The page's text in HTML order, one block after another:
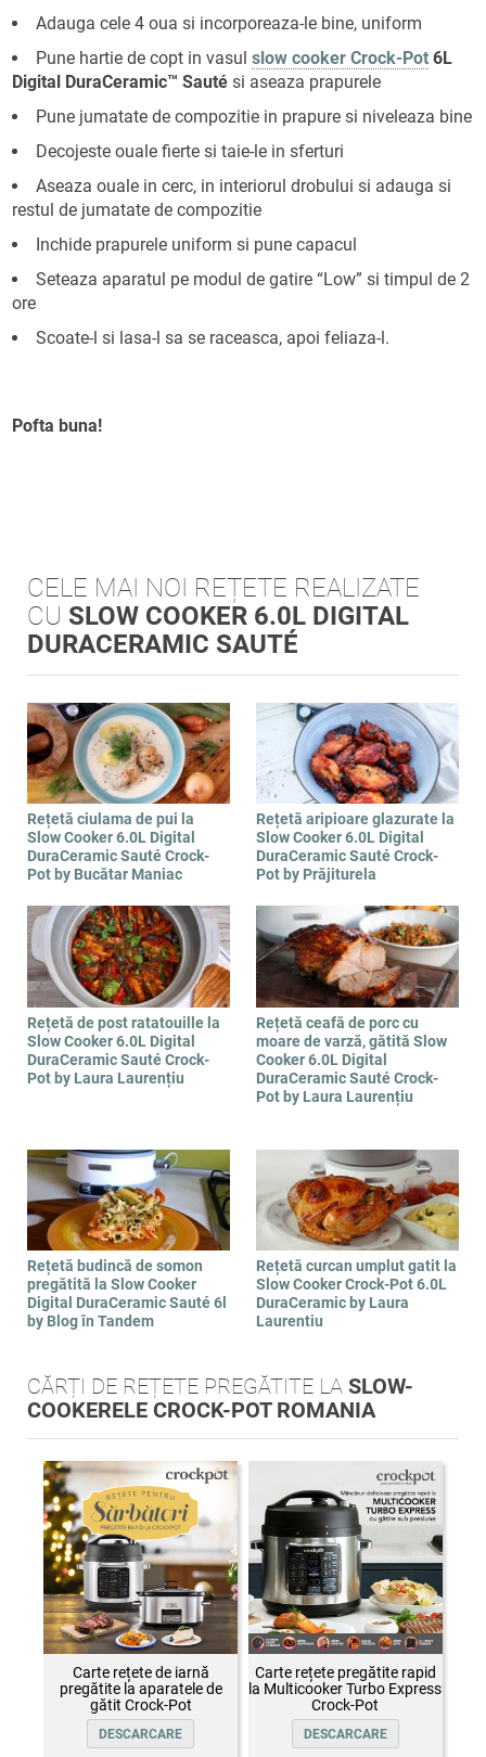
Adauga cele 4 oua si incorporeaza-le bine, uniform
Pune hartie de copt in vasulslow cooker Crock-Pot 6L
Digital DuraCeramic™ Sauté si aseaza prapurele
Pune jumatate de compozitie in prapure si niveleaza bine
Decojeste ouale fierte si taie-le in sferturi
Aseaza ouale in cerc, in interiorul drobului si adauga si
restul de jumatate de compozitie
Inchide prapurele uniform si pune capacul
Seteaza aparatul pe modul de gatire “Low” si timpul de 2
ore
Scoate-l si lasa-l sa se raceasca, apoi feliaza-l.
Pofta buna!
CELE MAI NOI REȚETE REALIZATE
CU SLOW COOKER 6.0L DIGITAL
DURACERAMIC SAUTÉ
Rețetă ciulama de pui la
Slow Cooker 6.0L Digital
DuraCeramic Sauté Crock-
Pot by Bucătar Maniac
Rețetă aripioare glazurate la
Slow Cooker 6.0L Digital
DuraCeramic Sauté Crock-
Pot by Prăjiturela
Rețetă de post ratatouille la
Slow Cooker 6.0L Digital
DuraCeramic Sauté Crock-
Pot by Laura Laurențiu
Rețetă ceafă de porc cu
moare de varză, gătită Slow
Cooker 6.0L Digital
DuraCeramic Sauté Crock-
Pot by Laura Laurențiu
Rețetă budincă de somon
pregătită la Slow Cooker
Digital DuraCeramic Sauté 6l
by Blog în Tandem
Rețetă curcan umplut gatit la
Slow Cooker Crock-Pot 6.0L
DuraCeramic by Laura
Laurentiu
CĂRȚI DE REȚETE PREGĂTITE LASLOW-
COOKERELE CROCK-POT ROMANIA
Carte rețete de iarnă
pregătite la aparatele de
gătit Crock-Pot
DESCARCARE
Carte rețete pregătite rapid
la Multicooker Turbo Express
Crock-Pot
DESCARCARE